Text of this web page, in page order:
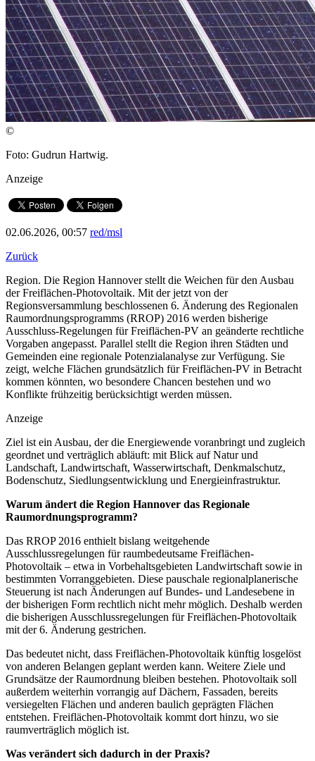
©
Foto: Gudrun Hartwig.
Anzeige
02.06.2026, 00:57 red/msl
Zurück
Region. Die Region Hannover stellt die Weichen für den Ausbau
der Freiflächen-Photovoltaik. Mit der jetzt von der
Regionsversammlung beschlossenen 6. Änderung des Regionalen
Raumordnungsprogramms (RROP) 2016 werden bisherige
Ausschluss-Regelungen für Freiflächen-PV an geänderte rechtliche
Vorgaben angepasst. Parallel stellt die Region ihren Städten und
Gemeinden eine regionale Potenzialanalyse zur Verfügung. Sie
zeigt, welche Flächen grundsätzlich für Freiflächen-PV in Betracht
kommen könnten, wo besondere Chancen bestehen und wo
Konflikte frühzeitig berücksichtigt werden müssen.
Anzeige
Ziel ist ein Ausbau, der die Energiewende voranbringt und zugleich
geordnet und verträglich abläuft: mit Blick auf Natur und
Landschaft, Landwirtschaft, Wasserwirtschaft, Denkmalschutz,
Bodenschutz, Siedlungsentwicklung und Energieinfrastruktur.
Warum ändert die Region Hannover das Regionale
Raumordnungsprogramm?
Das RROP 2016 enthielt bislang weitgehende
Ausschlussregelungen für raumbedeutsame Freiflächen-
Photovoltaik – etwa in Vorbehaltsgebieten Landwirtschaft sowie in
bestimmten Vorranggebieten. Diese pauschale regionalplanerische
Steuerung ist nach Änderungen auf Bundes- und Landesebene in
der bisherigen Form rechtlich nicht mehr möglich. Deshalb werden
die bisherigen Ausschlussregelungen für Freiflächen-Photovoltaik
mit der 6. Änderung gestrichen.
Das bedeutet nicht, dass Freiflächen-Photovoltaik künftig losgelöst
von anderen Belangen geplant werden kann. Weitere Ziele und
Grundsätze der Raumordnung bleiben bestehen. Photovoltaik soll
außerdem weiterhin vorrangig auf Dächern, Fassaden, bereits
versiegelten Flächen und anderen baulich geprägten Flächen
entstehen. Freiflächen-Photovoltaik kommt dort hinzu, wo sie
raumverträglich möglich ist.
Was verändert sich dadurch in der Praxis?